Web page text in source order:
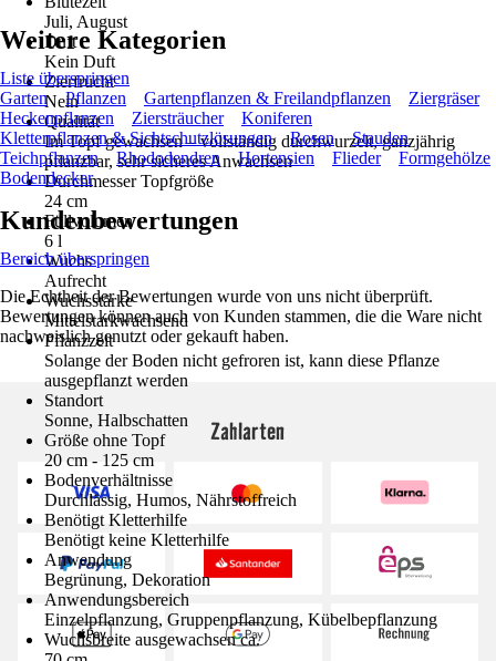
Juli, August
Duft
Kein Duft
Zierfrucht
Nein
Qualität
Im Topf gewachsen – vollständig durchwurzelt, ganzjährig
pflanzbar, sehr sicheres Anwachsen
Durchmesser Topfgröße
24 cm
Füllvolumen
6 l
Wuchs
Aufrecht
Wuchsstärke
Mittelstarkwachsend
Pflanzzeit
Solange der Boden nicht gefroren ist, kann diese Pflanze
ausgepflanzt werden
Standort
Sonne, Halbschatten
Größe ohne Topf
20 cm - 125 cm
Bodenverhältnisse
Durchlässig, Humos, Nährstoffreich
Benötigt Kletterhilfe
Benötigt keine Kletterhilfe
Anwendung
Begrünung, Dekoration
Anwendungsbereich
Einzelpflanzung, Gruppenpflanzung, Kübelbepflanzung
Wuchsbreite ausgewachsen ca.
Weitere Kategorien
Liste überspringen
Garten
Pflanzen Gartenpflanzen & Freilandpflanzen
Ziergräser
Heckenpflanzen
Ziersträucher
Koniferen
Kletterpflanzen & Sichtschutzlösungen
Rosen
Stauden
Teichpflanzen
Rhododendren Hortensien Flieder
Formgehölze
Bodendecker
Kundenbewertungen
Bereich überspringen
Die Echtheit der Bewertungen wurde von uns nicht überprüft.
Bewertungen können auch von Kunden stammen, die die Ware nicht
nachweislich genutzt oder gekauft haben.
Zahlarten